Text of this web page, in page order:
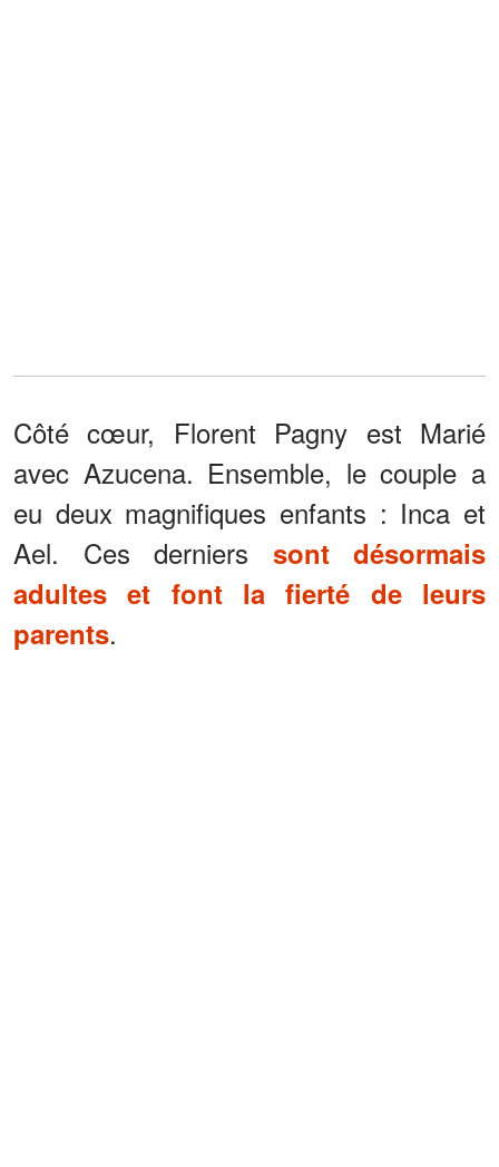
Côté cœur, Florent Pagny est Marié
avec Azucena. Ensemble, le couple a
eu deux magnifiques enfants : Inca et
Ael. Ces derniers sont désormais
adultes et font la fierté de leurs
parents.